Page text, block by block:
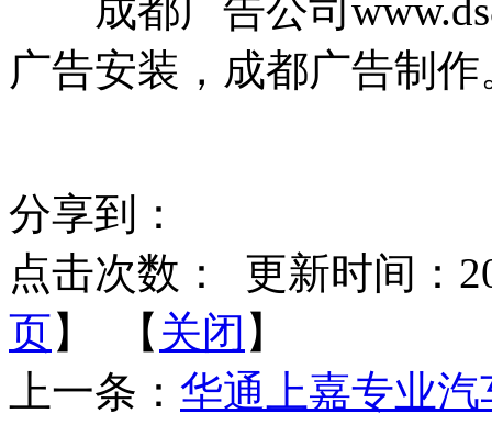
成都广告公司
广告安装，成都广告制作
分享到：
点击次数：
更新时间：
页】 【 关闭 】
上一条： 华通上嘉专业汽